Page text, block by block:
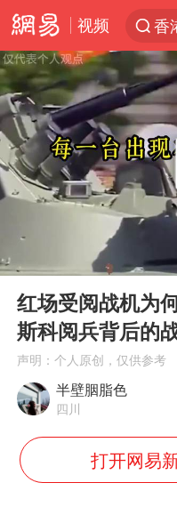
视频
香
刘
张
用
浙
美
Play
红场受阅战机为
斯科阅兵背后的
声明：个人原创，仅供参考
半壁胭脂色
四川
打开网易